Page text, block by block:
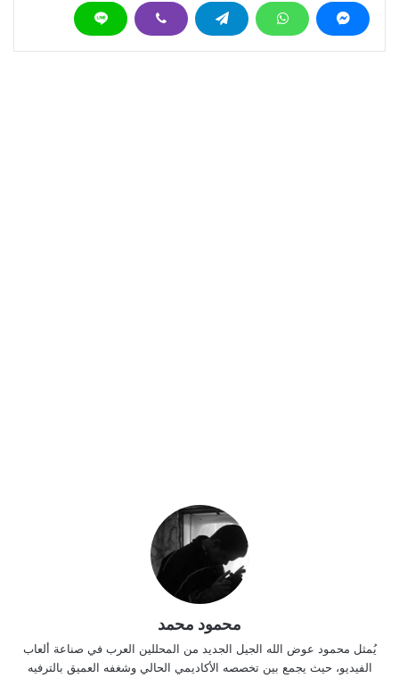
محمود محمد
يُمثل محمود عوض الله الجيل الجديد من المحللين العرب في صناعة ألعاب
الفيديو، حيث يجمع بين تخصصه الأكاديمي الحالي وشغفه العميق بالترفيه